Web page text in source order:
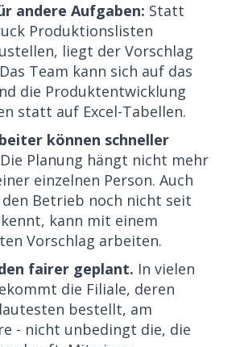
andere Aufgaben: Statt
Produktionslisten
liegt der Vorschlag
Team kann sich auf das
die Produktentwicklung
statt auf Excel-Tabellen.
können schneller
Die Planung hängt nicht mehr
einzelnen Person. Auch
Betrieb noch nicht seit
kennt, kann mit einem
Vorschlag arbeiten.
fairer geplant. In vielen
die Filiale, deren
bestellt, am
- nicht unbedingt die, die